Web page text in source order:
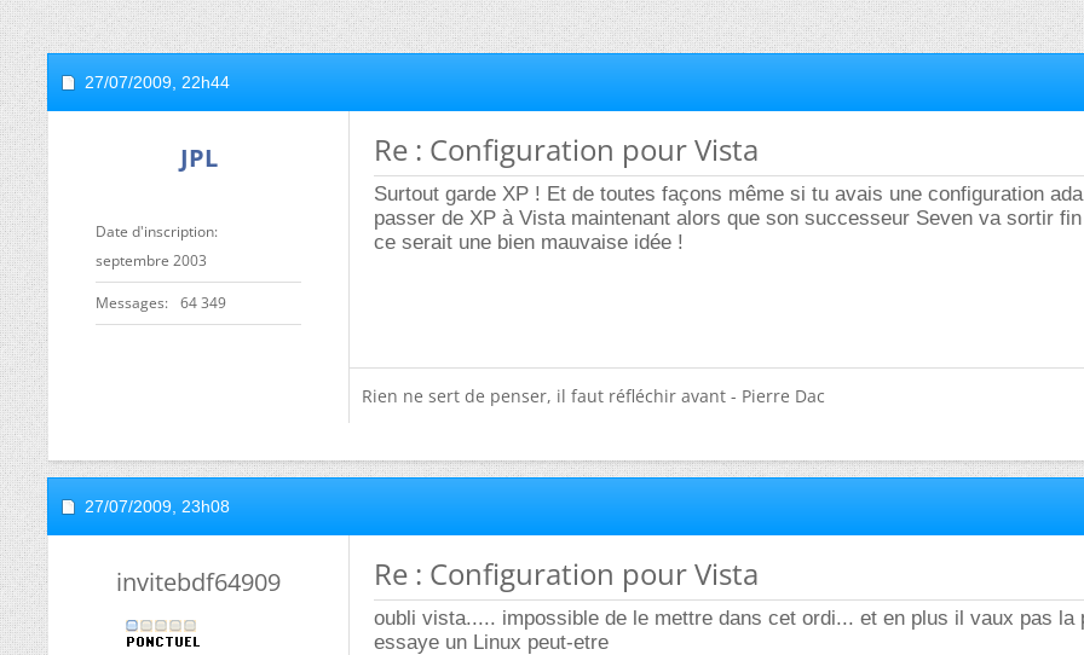
27/07/2009, 22h44
JPL
Date d'inscription
septembre 2003
Messages 64 349
Re : Configuration pour Vista
Surtout garde XP ! Et de toutes façons même si tu avais une configuration
passer de XP à Vista maintenant alors que son successeur Seven va sortir
ce serait une bien mauvaise idée !
Rien ne sert de penser, il faut réfléchir avant - Pierre Dac
27/07/2009, 23h08
invitebdf64909 Re : Configuration pour Vista
oubli vista..... impossible de le mettre dans cet ordi... et en plus il vaux pas la
essaye un Linux peut-etre